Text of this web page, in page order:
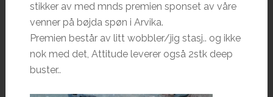
stikker av med mnds premien sponset av våre
venner på bøjda spøn i Arvika.
Premien består av litt wobbler/jig stasj.. og ikke
nok med det, Attitude leverer også 2stk deep
buster..